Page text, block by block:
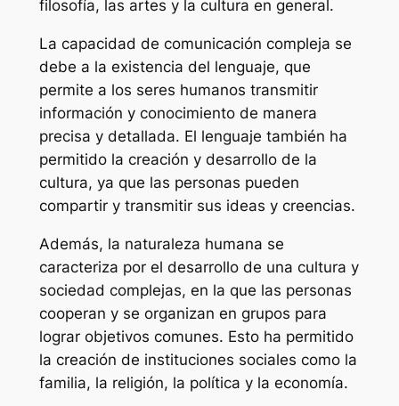
filosofía, las artes y la cultura en general.
La capacidad de comunicación compleja se
debe a la existencia del lenguaje, que
permite a los seres humanos transmitir
información y conocimiento de manera
precisa y detallada. El lenguaje también ha
permitido la creación y desarrollo de la
cultura, ya que las personas pueden
compartir y transmitir sus ideas y creencias.
Además, la naturaleza humana se
caracteriza por el desarrollo de una cultura y
sociedad complejas, en la que las personas
cooperan y se organizan en grupos para
lograr objetivos comunes. Esto ha permitido
la creación de instituciones sociales como la
familia, la religión, la política y la economía.